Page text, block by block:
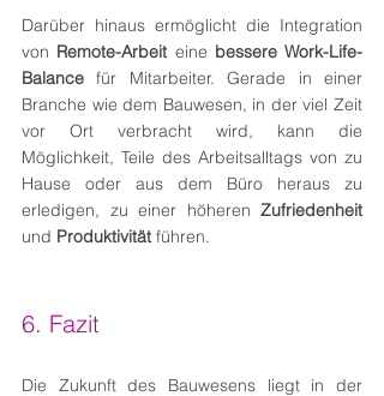
Darüber hinaus ermöglicht die Integration
von Remote-Arbeit eine bessere Work-Life-
Balance für Mitarbeiter. Gerade in einer
Branche wie dem Bauwesen, in der viel Zeit
vor Ort verbracht wird, kann die
Möglichkeit, Teile des Arbeitsalltags von zu
Hause oder aus dem Büro heraus zu
erledigen, zu einer höheren Zufriedenheit
und Produktivität führen.
6. Fazit